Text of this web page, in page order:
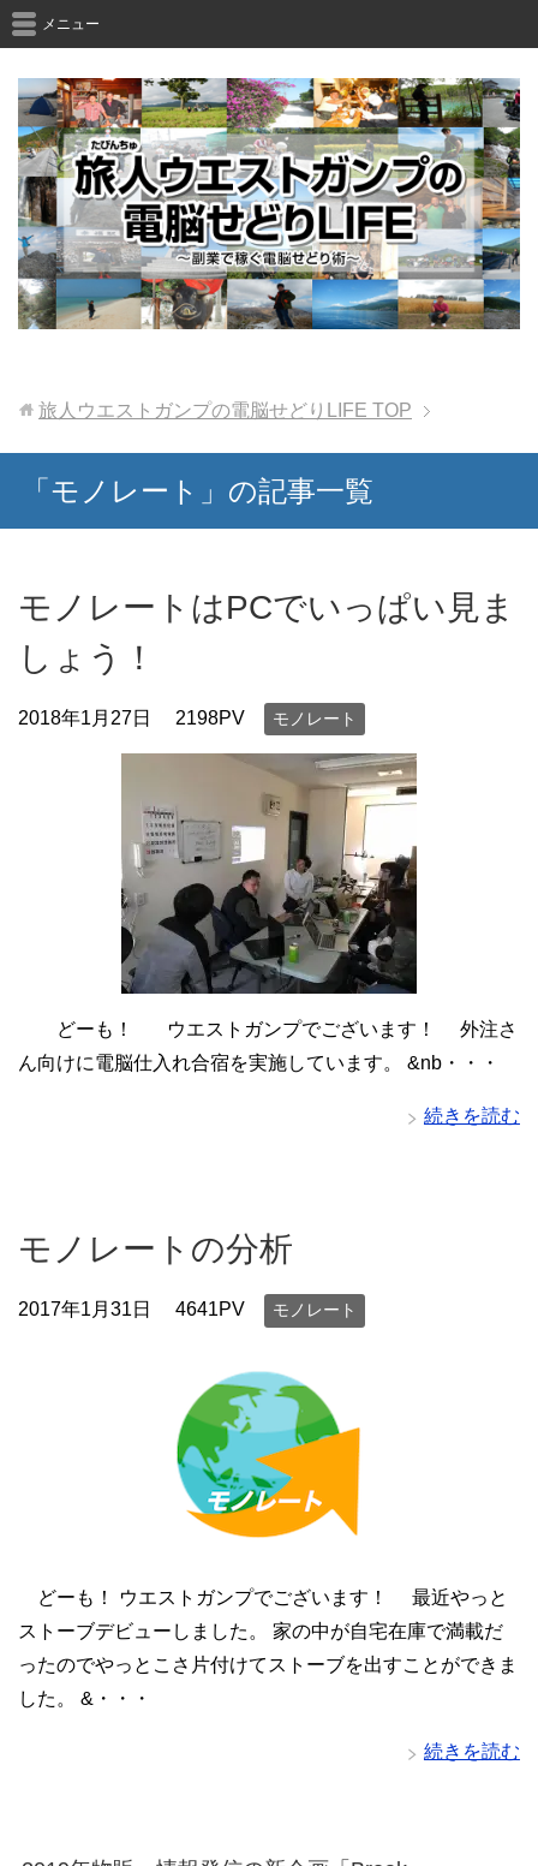
メニュー
旅人ウエストガンプの電脳せどりLIFE TOP
「モノレート」の記事一覧
モノレートはPCでいっぱい見ま
しょう！
2018年1月27日 2198PV モノレート
どーも！ ウエストガンプでございます！ 外注さ
ん向けに電脳仕入れ合宿を実施しています。 &nb・・・
続きを読む
モノレートの分析
2017年1月31日 4641PV モノレート
どーも！ ウエストガンプでございます！ 最近やっと
ストーブデビューしました。 家の中が自宅在庫で満載だ
ったのでやっとこさ片付けてストーブを出すことができま
した。 &・・・
続きを読む